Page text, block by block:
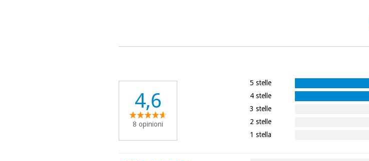
4,6
8 opinioni
5 stelle
4 stelle
3 stelle
2 stelle
1 stella